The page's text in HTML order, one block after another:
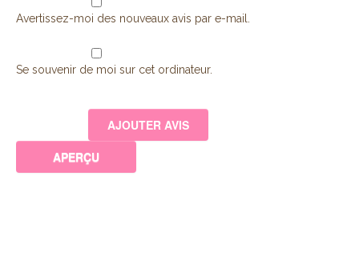
Avertissez-moi des nouveaux avis par e-mail.
Se souvenir de moi sur cet ordinateur.